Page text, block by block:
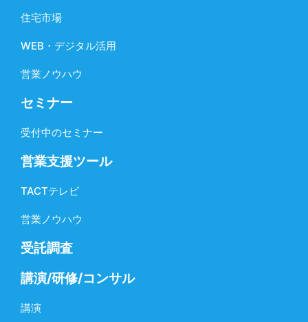
住宅市場
WEB・デジタル活用
営業ノウハウ
セミナー
受付中のセミナー
営業支援ツール
TACTテレビ
営業ノウハウ
受託調査
講演/研修/コンサル
講演